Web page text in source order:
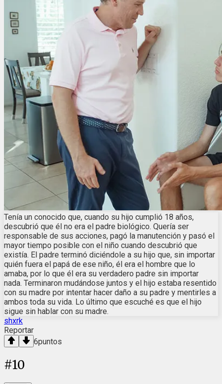
Tenía un conocido que, cuando su hijo cumplió 18 años,
descubrió que él no era el padre biológico. Quería ser
responsable de sus acciones, pagó la manutención y pasó el
mayor tiempo posible con el niño cuando descubrió que
existía. El padre terminó diciéndole a su hijo que, sin importar
quién fuera el papá de ese niño, él era el hombre que lo
amaba, por lo que él era su verdadero padre sin importar
nada. Terminaron mudándose juntos y el hijo estaba resentido
con su madre por intentar hacer daño a su padre y mentirles a
ambos toda su vida. Lo último que escuché es que el hijo
sigue sin hablar con su madre.
shxrk
Reportar
6puntos
#10